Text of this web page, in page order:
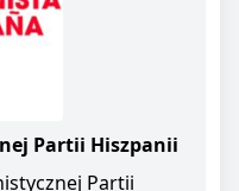
Partii Hiszpanii
Partii